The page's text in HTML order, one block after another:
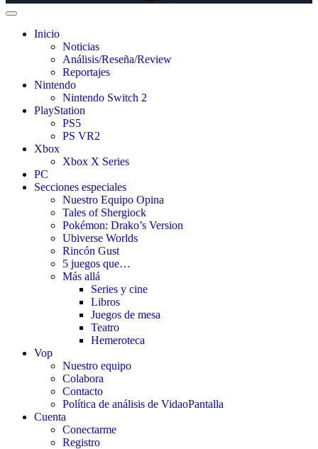
Inicio
Noticias
Análisis/Reseña/Review
Reportajes
Nintendo
Nintendo Switch 2
PlayStation
PS5
PS VR2
Xbox
Xbox X Series
PC
Secciones especiales
Nuestro Equipo Opina
Tales of Shergiock
Pokémon: Drako’s Version
Ubiverse Worlds
Rincón Gust
5 juegos que…
Más allá
Series y cine
Libros
Juegos de mesa
Teatro
Hemeroteca
Vop
Nuestro equipo
Colabora
Contacto
Política de análisis de VidaoPantalla
Cuenta
Conectarme
Registro